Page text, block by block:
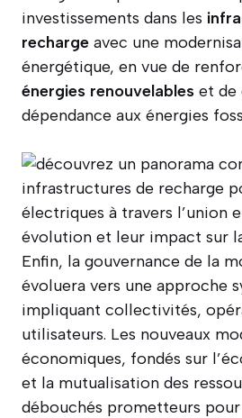
investissements dans les
recharge avec une
énergétique, en vue de
énergies renouvelables et de
dépendance aux énergies
Enfin, la gouvernance de la
évoluera vers une approche
impliquant collectivités,
utilisateurs. Les nouveaux
économiques, fondés sur
et la mutualisation des
débouchés prometteurs